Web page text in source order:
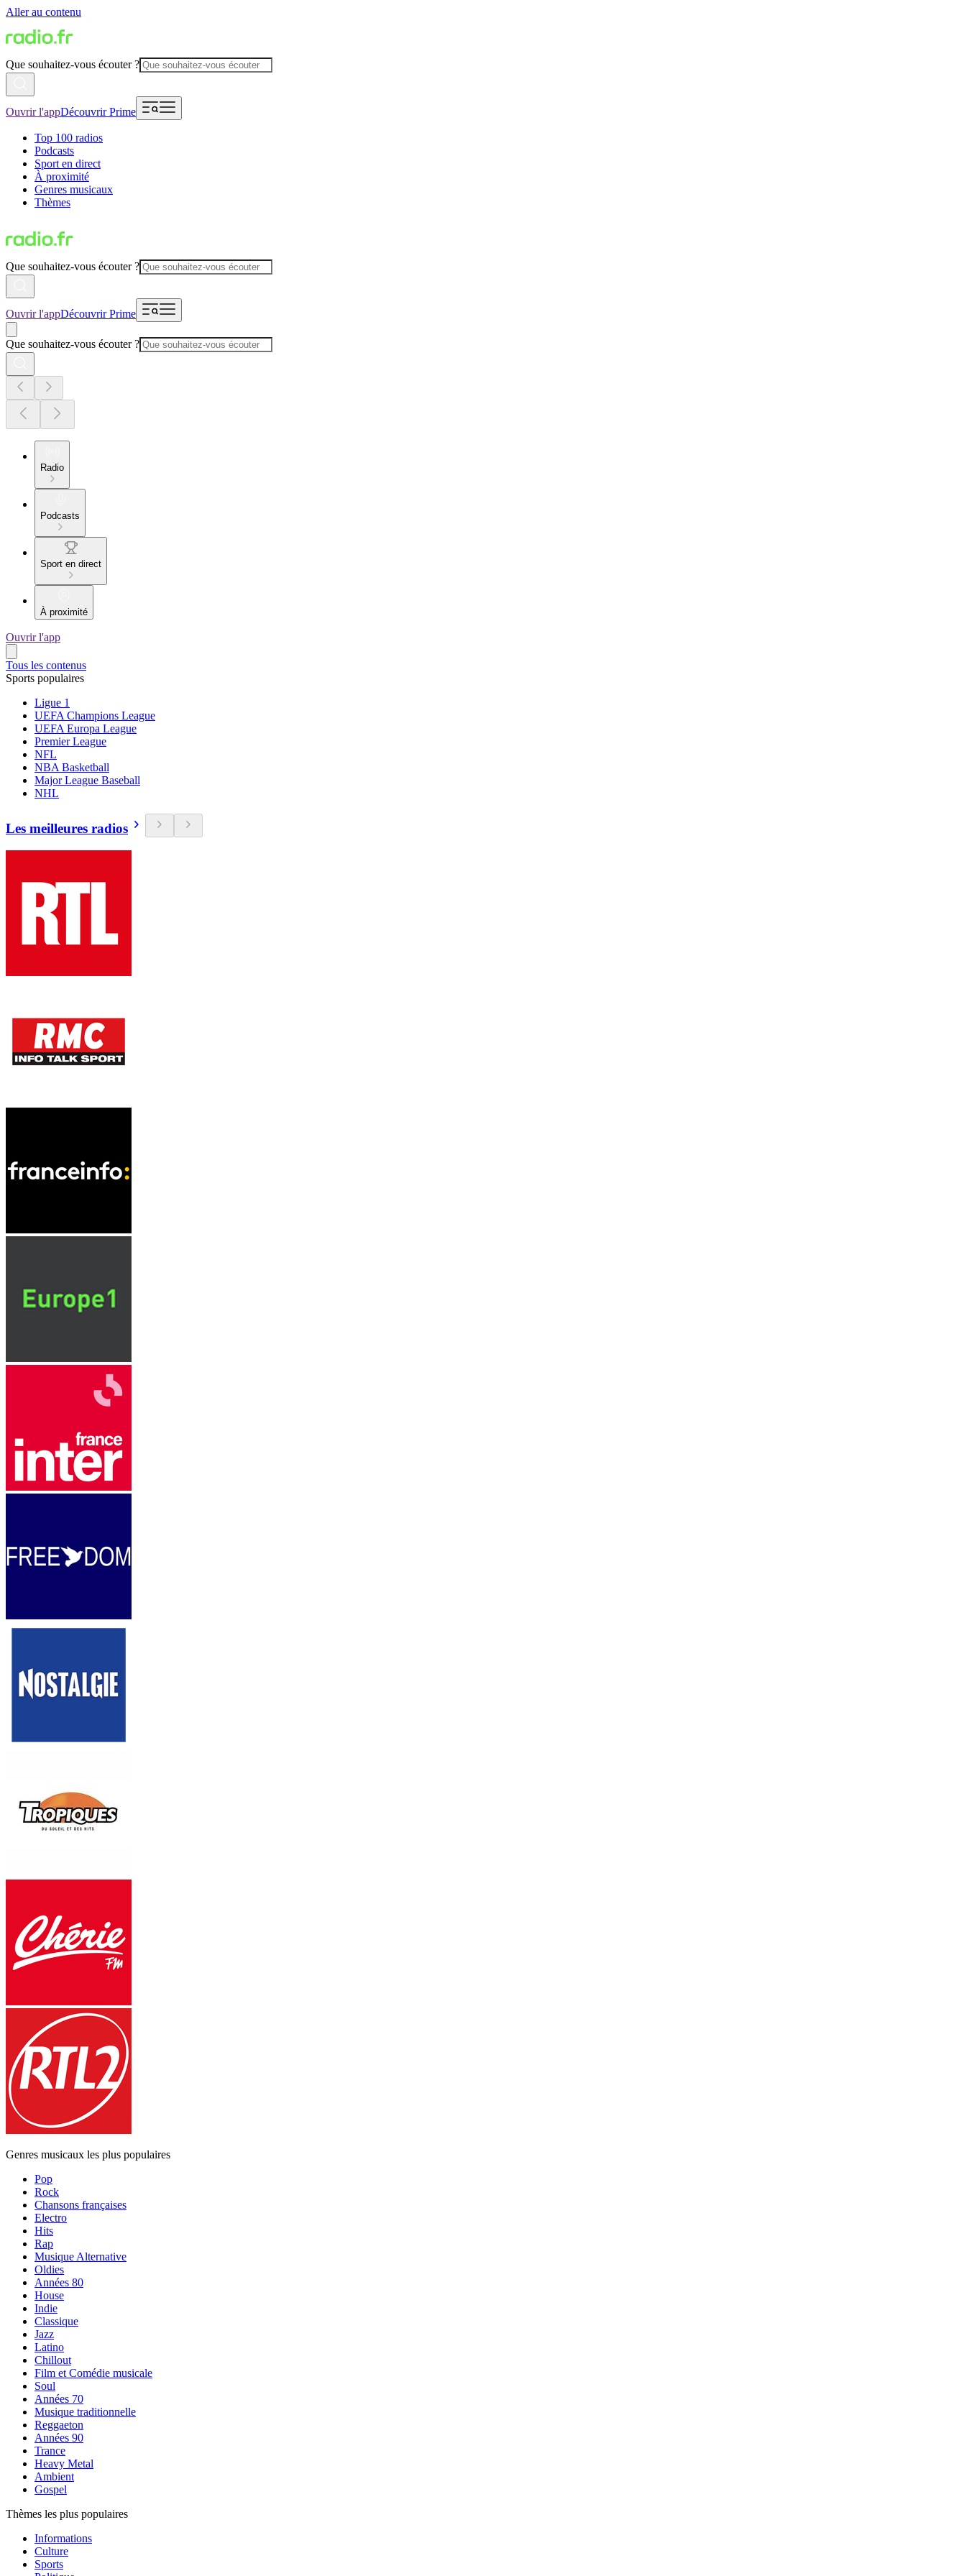
Aller au contenu
Que souhaitez-vous écouter ?
Ouvrir l'appDécouvrir Prime
Top 100 radios
Podcasts
Sport en direct
À proximité
Genres musicaux
Thèmes
Que souhaitez-vous écouter ?
Ouvrir l'appDécouvrir Prime
Que souhaitez-vous écouter ?
Radio
Podcasts
Sport en direct
À proximité
Ouvrir l'app
Tous les contenus
Sports populaires
Ligue 1
UEFA Champions League
UEFA Europa League
Premier League
NFL
NBA Basketball
Major League Baseball
NHL
Les meilleures radios
Genres musicaux les plus populaires
Pop
Rock
Chansons françaises
Electro
Hits
Rap
Musique Alternative
Oldies
Années 80
House
Indie
Classique
Jazz
Latino
Chillout
Film et Comédie musicale
Soul
Années 70
Musique traditionnelle
Reggaeton
Années 90
Trance
Heavy Metal
Ambient
Gospel
Thèmes les plus populaires
Informations
Culture
Sports